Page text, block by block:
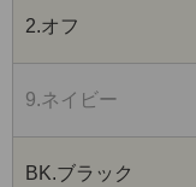
2.オフ
9.ネイビー
BK.ブラック